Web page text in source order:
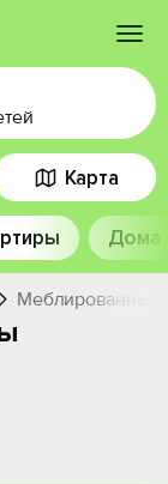
Карта
Дома
Меблированные